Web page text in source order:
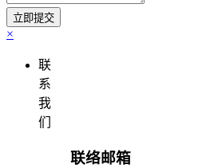
×
联
系
我
们
联络邮箱